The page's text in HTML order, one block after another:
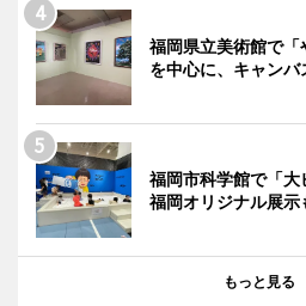
福岡県立美術館で
を中心に、キャンバ
福岡市科学館で「
福岡オリジナル展示
もっと見る